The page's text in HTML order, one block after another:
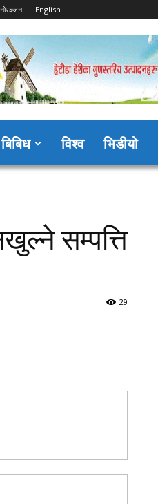
English
बिबिध विश्व भिडीयो
सम्पत्ति
29